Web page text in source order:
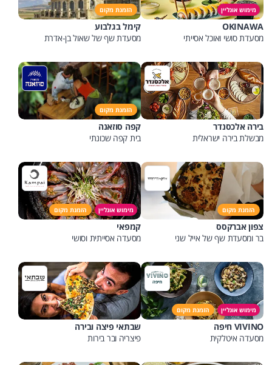
מימוש אונליין
OKINAWA
מסעדת סושי ואוכל אסייתי
הזמנת מקום
קימל בגלבוע
מסעדת שף של שאול בן-אדרת
בירה אלכסנדר
מבשלת בירה ישראלית
הזמנת מקום
קפה סוזאנה
בית קפה שכונתי
הזמנת מקום
צפון אברקסס
בר ומסעדת שף של אייל שני
מימוש אונליין הזמנת מקום
קמפאי
מסעדה אסייתית וסושי
מימוש אונליין הזמנת מקום
VIVINO חיפה
מסעדה איטלקית
שבתאי פיצה ובירה
פיצריה ובר בירות